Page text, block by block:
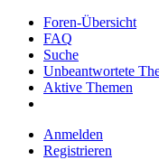
Foren-Übersicht
FAQ
Suche
Unbeantwortete
Aktive Themen
Anmelden
Registrieren